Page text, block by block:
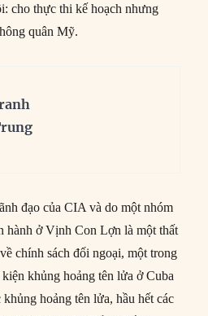
cho thực thi kế hoạch nhưng
quân Mỹ.
đạo của CIA và do một nhóm
hành ở Vịnh Con Lợn là một thất
chính sách đối ngoại, một trong
khủng hoảng tên lửa ở Cuba
hoảng tên lửa, hầu hết các